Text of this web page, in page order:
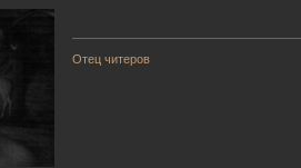
Отец читеров